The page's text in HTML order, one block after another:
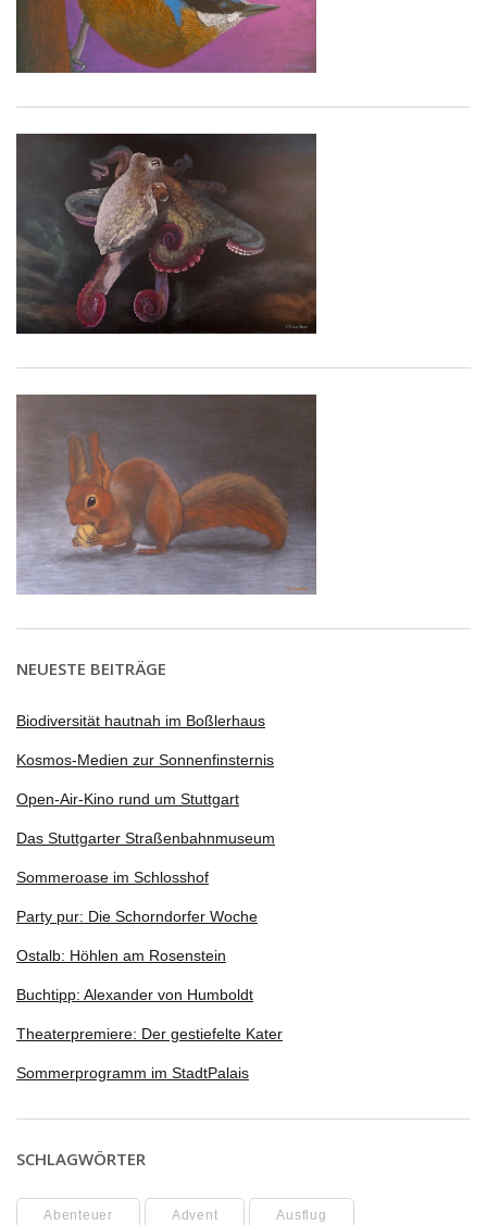
NEUESTE BEITRÄGE
Biodiversität hautnah im Boßlerhaus
Kosmos-Medien zur Sonnenfinsternis
Open-Air-Kino rund um Stuttgart
Das Stuttgarter Straßenbahnmuseum
Sommeroase im Schlosshof
Party pur: Die Schorndorfer Woche
Ostalb: Höhlen am Rosenstein
Buchtipp: Alexander von Humboldt
Theaterpremiere: Der gestiefelte Kater
Sommerprogramm im StadtPalais
SCHLAGWÖRTER
Abenteuer Advent Ausflug